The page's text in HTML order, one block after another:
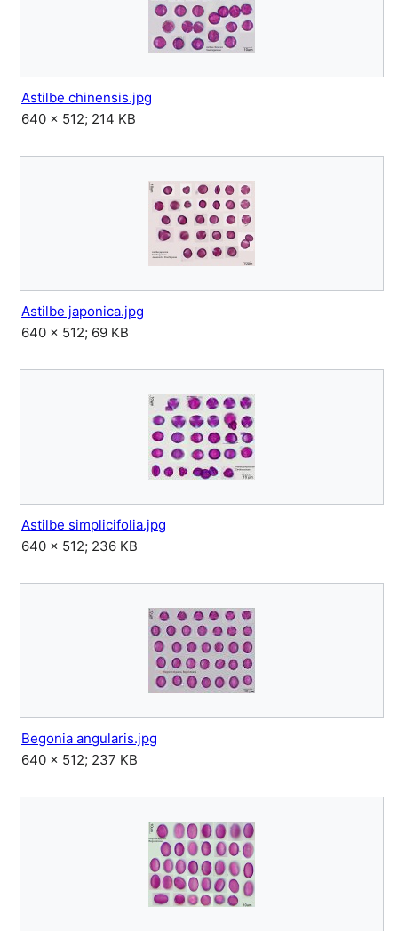
Astilbe chinensis.jpg
640 × 512; 214 KB
Astilbe japonica.jpg
640 × 512; 69 KB
Astilbe simplicifolia.jpg
640 × 512; 236 KB
Begonia angularis.jpg
640 × 512; 237 KB